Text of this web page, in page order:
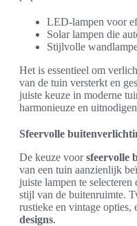
LED-lampen voor
Solar lampen die
Stijlvolle
Het is essentieel om
van de tuin versterkt en
juiste keuze in moderne
harmonieuze en
Sfeervolle
De keuze voorsfeervolle
van een tuin aanzienlijk
juiste lampen te selecteren
stijl van de buitenruimte.
rustieke en vintage opties,
designs.